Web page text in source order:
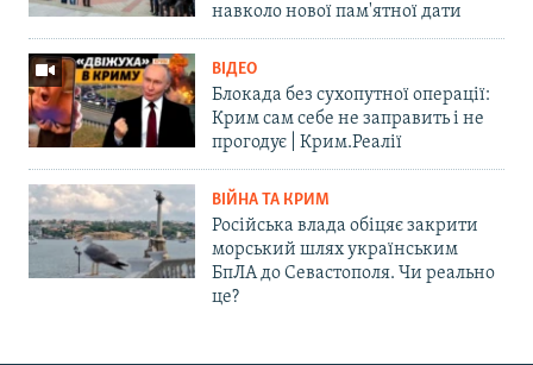
навколо нової пам'ятної дати
ВІДЕО
Блокада без сухопутної операції:
Крим сам себе не заправить і не
прогодує | Крим.Реалії
ВІЙНА ТА КРИМ
Російська влада обіцяє закрити
морський шлях українським
БпЛА до Севастополя. Чи реально
це?